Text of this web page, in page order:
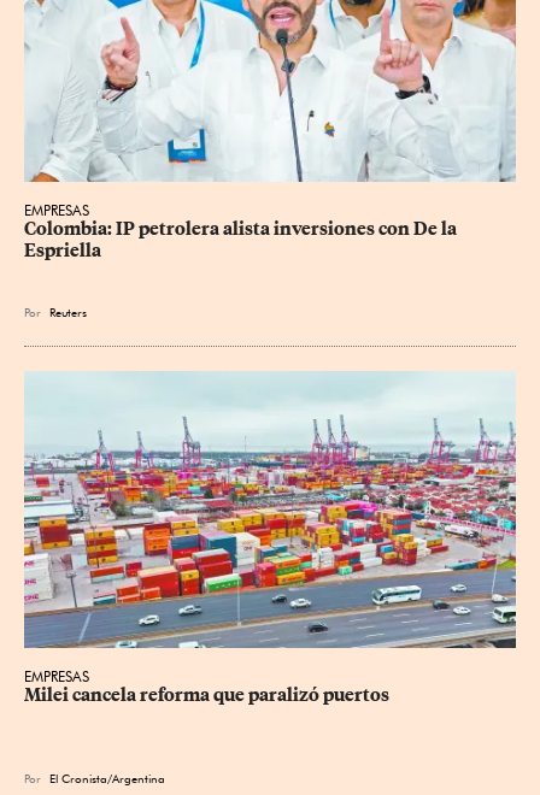
EMPRESAS
Colombia: IP petrolera alista inversiones con De la
Espriella
Por Reuters
EMPRESAS
Milei cancela reforma que paralizó puertos
Por El Cronista/Argentina